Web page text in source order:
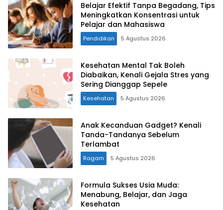
Belajar Efektif Tanpa Begadang, Tips
Meningkatkan Konsentrasi untuk
Pelajar dan Mahasiswa
Pendidikan 5 Agustus 2026
Kesehatan Mental Tak Boleh
Diabaikan, Kenali Gejala Stres yang
Sering Dianggap Sepele
Kesehatan 5 Agustus 2026
Anak Kecanduan Gadget? Kenali
Tanda-Tandanya Sebelum
Terlambat
Ragam 5 Agustus 2026
Formula Sukses Usia Muda:
Menabung, Belajar, dan Jaga
Kesehatan